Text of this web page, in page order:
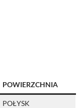
POWIERZCHNIA
POŁYSK